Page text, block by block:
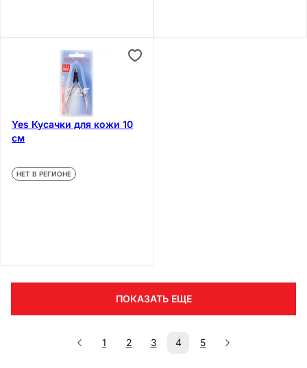
Yes Кусачки для кожи 10
см
НЕТ В РЕГИОНЕ
ПОКАЗАТЬ ЕЩЕ
1 2 3 4 5